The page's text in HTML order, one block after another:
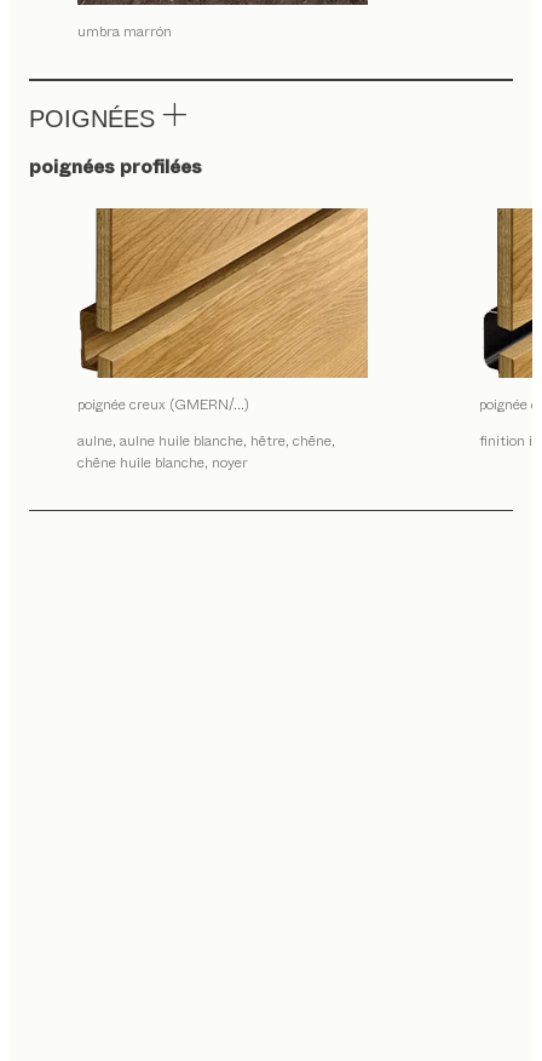
umbra marrón
POIGNÉES
poignées profilées
poignée creux (GMERN/…)
aulne, aulne huile blanche, hêtre, chêne,
chêne huile blanche, noyer
poignée
finition